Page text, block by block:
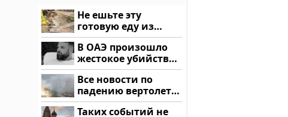
Не ешьте эту
готовую еду из
магазина: список
В ОАЭ произошло
жестокое убийство
криптомиллионера
Все новости по
падению вертолета
на Кавказе: читать
здесь
Таких событий не